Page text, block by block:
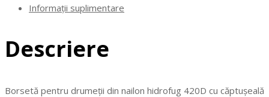
420D
Informații suplimentare
Descriere
Borsetă pentru drumeții din nailon hidrofug 420D cu căptușeală